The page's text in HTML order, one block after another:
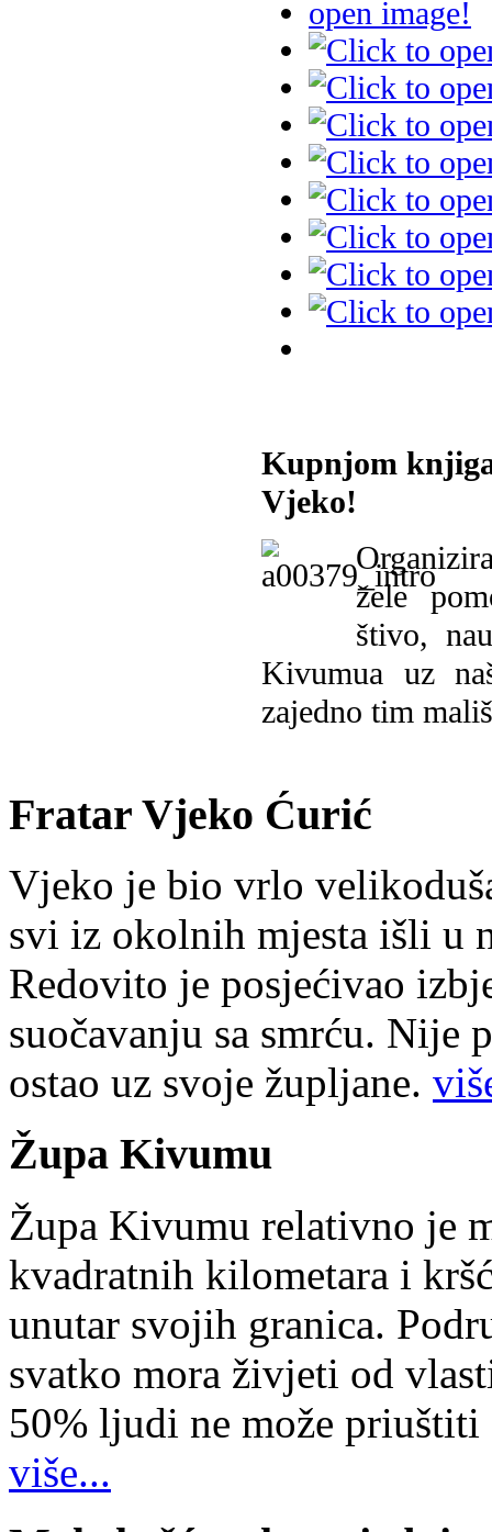
Kupnjom
Vjeko!
žele
štivo,
Kivumua uz
zajedno tim
Fratar Vjeko Ćurić
Vjeko je bio vrlo
svi iz okolnih mjesta išli u
Redovito je posjećivao
suočavanju sa smrću. Nije
ostao uz svoje župljane.
Župa Kivumu
Župa Kivumu relativno je
kvadratnih kilometara i
unutar svojih granica.
svatko mora živjeti od
50% ljudi ne može
više...